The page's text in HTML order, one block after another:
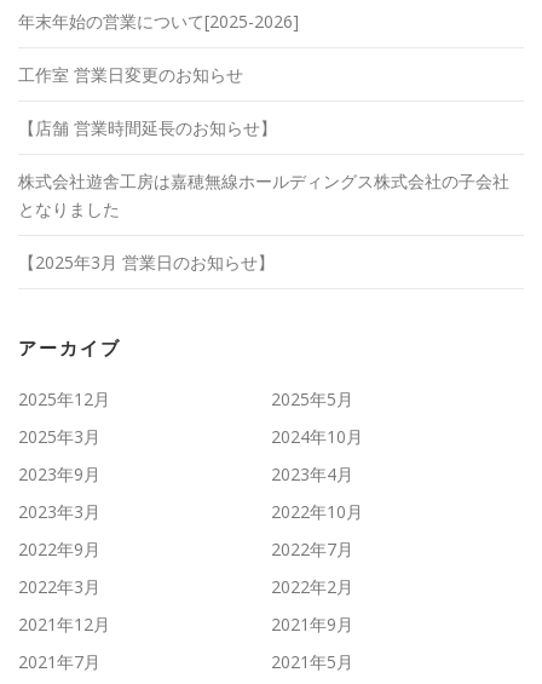
年末年始の営業について[2025-2026]
工作室 営業日変更のお知らせ
【店舗 営業時間延長のお知らせ】
株式会社遊舎工房は嘉穂無線ホールディングス株式会社の子会社
となりました
【2025年3月 営業日のお知らせ】
アーカイブ
2025年12月
2025年5月
2025年3月
2024年10月
2023年9月
2023年4月
2023年3月
2022年10月
2022年9月
2022年7月
2022年3月
2022年2月
2021年12月
2021年9月
2021年7月
2021年5月